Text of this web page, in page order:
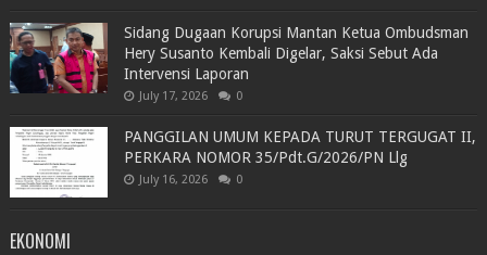
Sidang Dugaan Korupsi Mantan Ketua Ombudsman
Hery Susanto Kembali Digelar, Saksi Sebut Ada
Intervensi Laporan
July 17, 2026 0
PANGGILAN UMUM KEPADA TURUT TERGUGAT II,
PERKARA NOMOR 35/Pdt.G/2026/PN Llg
July 16, 2026 0
EKONOMI